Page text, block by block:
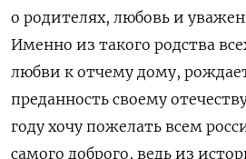
о родителях, любовь и
Именно из такого родства
любви к отчему дому,
преданность своему
году хочу пожелать всем
самого доброго, ведь из